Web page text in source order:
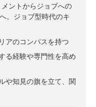
ントからジョブへの
。ジョブ型時代のキ
アのコンパスを持つ
る経験や専門性を高め
や知見の旗を立て、関